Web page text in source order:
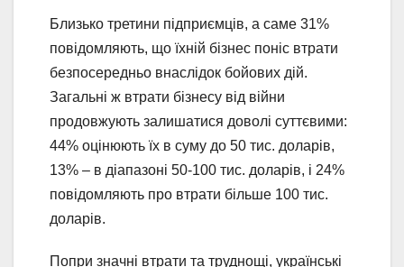
Близько третини підприємців, а саме 31%
повідомляють, що їхній бізнес поніс втрати
безпосередньо внаслідок бойових дій.
Загальні ж втрати бізнесу від війни
продовжують залишатися доволі суттєвими:
44% оцінюють їх в суму до 50 тис. доларів,
13% – в діапазоні 50-100 тис. доларів, і 24%
повідомляють про втрати більше 100 тис.
доларів.
Попри значні втрати та труднощі, українські